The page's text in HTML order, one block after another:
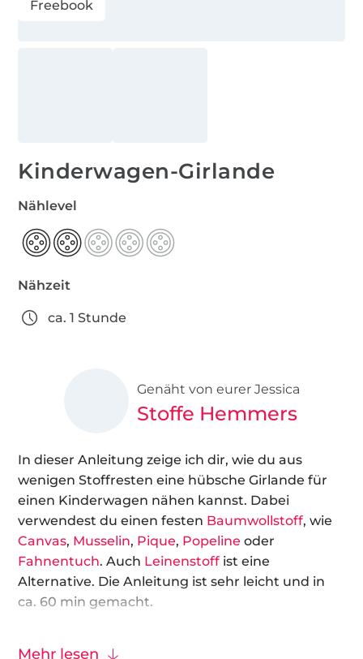
Freebook
Kinderwagen-Girlande
Nählevel
Nähzeit
ca. 1 Stunde
Genäht von eurer Jessica
Stoffe Hemmers
In dieser Anleitung zeige ich dir, wie du aus
wenigen Stoffresten eine hübsche Girlande für
einen Kinderwagen nähen kannst. Dabei
verwendest du einen festen Baumwollstoff, wie
Canvas, Musselin, Pique, Popeline oder
Fahnentuch. Auch Leinenstoff ist eine
Alternative. Die Anleitung ist sehr leicht und in
ca. 60 min gemacht.
Mehr lesen